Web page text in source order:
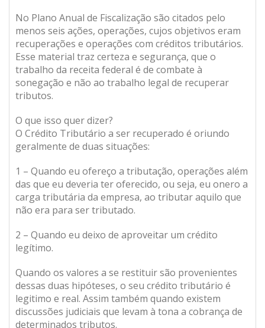
No Plano Anual de Fiscalização são citados pelo
menos seis ações, operações, cujos objetivos eram
recuperações e operações com créditos tributários.
Esse material traz certeza e segurança, que o
trabalho da receita federal é de combate à
sonegação e não ao trabalho legal de recuperar
tributos.
O que isso quer dizer?
O Crédito Tributário a ser recuperado é oriundo
geralmente de duas situações:
1 – Quando eu ofereço a tributação, operações além
das que eu deveria ter oferecido, ou seja, eu onero a
carga tributária da empresa, ao tributar aquilo que
não era para ser tributado.
2 – Quando eu deixo de aproveitar um crédito
legítimo.
Quando os valores a se restituir são provenientes
dessas duas hipóteses, o seu crédito tributário é
legitimo e real. Assim também quando existem
discussões judiciais que levam à tona a cobrança de
determinados tributos.